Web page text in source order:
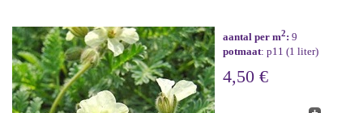
aantal per m2: 9
potmaat: p11 (1 liter)
4,50 €